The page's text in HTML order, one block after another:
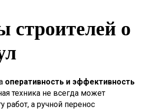
строителей о
оперативность и эффективность
техника не всегда может
работ, а ручной перенос